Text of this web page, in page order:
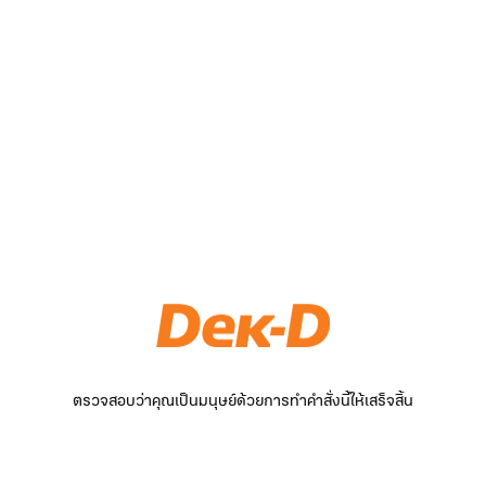
ตรวจสอบว่าคุณเป็นมนุษย์ด้วยการทำคำสั่งนี้ให้เสร็จสิ้น